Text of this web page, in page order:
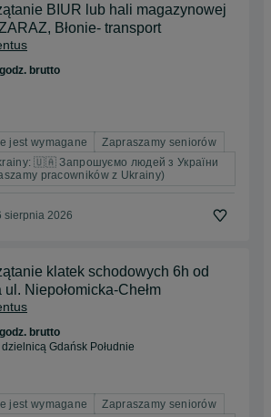
BIUR lub hali magazynowej
Błonie- transport
brutto
jest wymagane
Zapraszamy seniorów
🇺🇦 Запрошуємо людей з України
pracowników z Ukrainy)
sierpnia 2026
klatek schodowych 6h od
ul. Niepołomicka-Chełm
brutto
dzielnicą Gdańsk Południe
jest wymagane
Zapraszamy seniorów